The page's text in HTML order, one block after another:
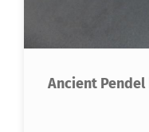
Ancient